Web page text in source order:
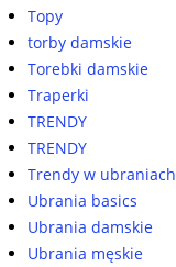
Topy
torby damskie
Torebki damskie
Traperki
TRENDY
TRENDY
Trendy w ubraniach
Ubrania basics
Ubrania damskie
Ubrania męskie